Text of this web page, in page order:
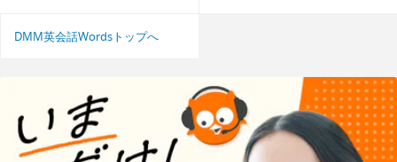
DMM英会話Wordsトップへ